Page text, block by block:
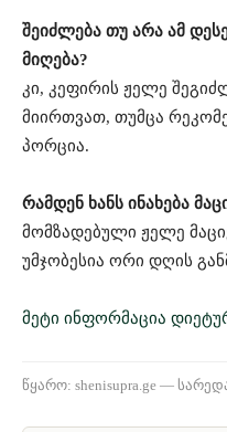
შეიძლება თუ არა ამ
მიღება?
კი, კეფირის ჟელე
მიირთვათ, თუმცა
პორცია.
რამდენ ხანს ინახება
მომზადებული ჟელე
უმჯობესია ორი დღის
მეტი ინფორმაცია
წყარო: shenisupra.ge —